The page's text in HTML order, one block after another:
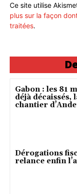
Ce site utilise
plus sur la façon
traitées.
Gabon : les 81
déjà décaissés,
chantier
Dérogations
relance enfin